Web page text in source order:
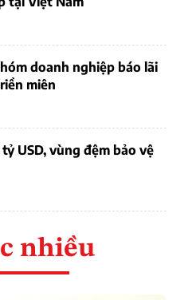
doanh nghiệp báo lãi
miên
USD, vùng đệm bảo vệ
nhiều